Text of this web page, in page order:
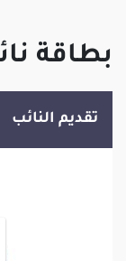
بطاقة
تقديم النائب